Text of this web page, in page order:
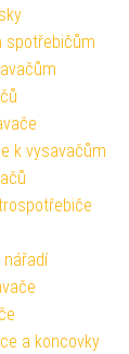
spotřebičům
k vysavačům
nářadí
a koncovky